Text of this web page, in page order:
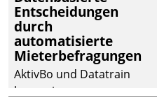
Dialogführung ermöglicht
dem externen
Serviceteam, Anrufe von
Mietenden zügiger und
effizienter zu bearbeiten.
Entscheidungen
durch
automatisierte
Mieterbefragungen
AktivBo und Datatrain
kooperieren –